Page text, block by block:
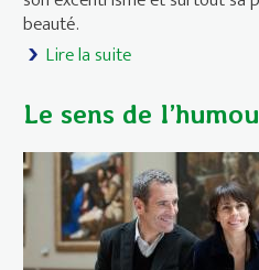
beauté.
Lire la suite
Le sens de